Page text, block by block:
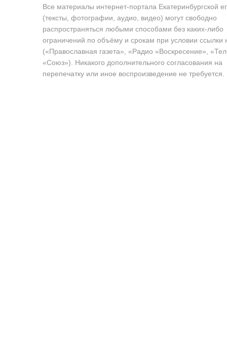
Все материалы интернет-портала Екатеринбургской
(тексты, фотографии, аудио, видео) могут свободно
распространяться любыми способами без каких-либо
ограничений по объёму и срокам при условии ссылки
(«Православная газета», «Радио «Воскресение»,
«Союз»). Никакого дополнительного согласования на
перепечатку или иное воспроизведение не требуется.